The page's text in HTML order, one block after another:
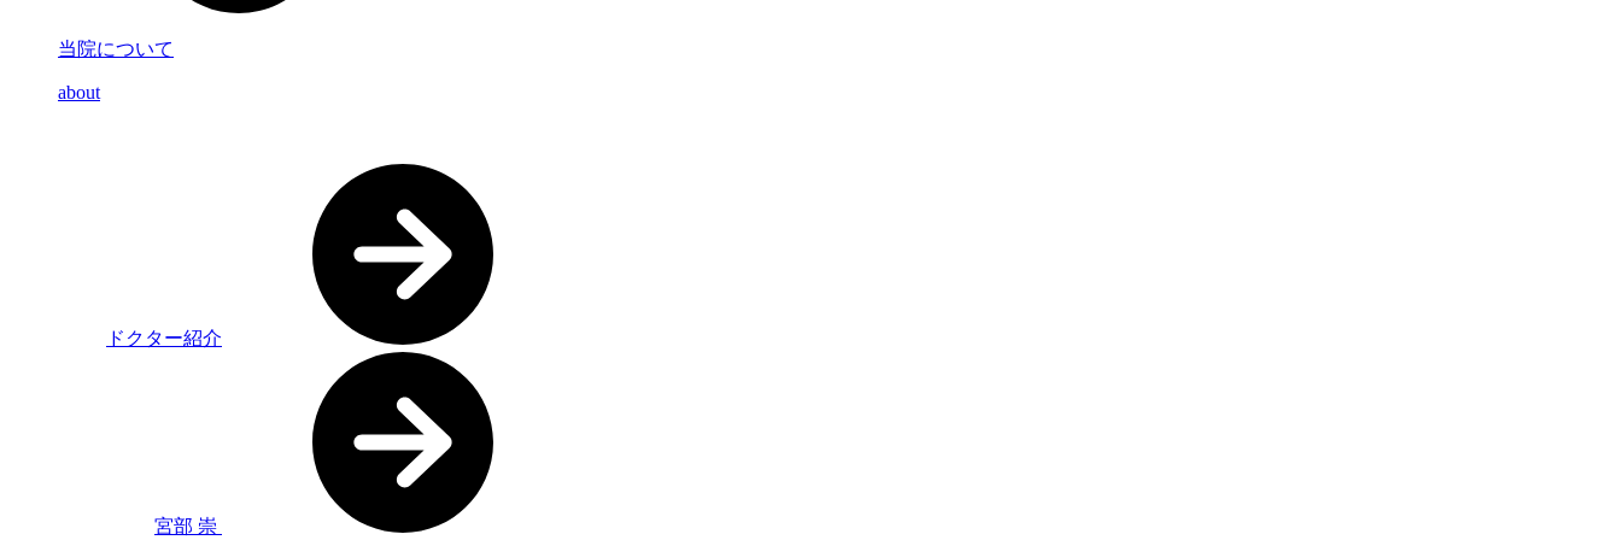
当院について
about
ドクター紹介
宮部 崇